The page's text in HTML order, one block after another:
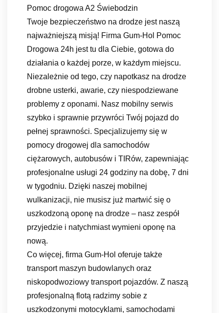
Pomoc drogowa A2 Świebodzin
Twoje bezpieczeństwo na drodze jest naszą
najważniejszą misją! Firma Gum-Hol Pomoc
Drogowa 24h jest tu dla Ciebie, gotowa do
działania o każdej porze, w każdym miejscu.
Niezależnie od tego, czy napotkasz na drodze
drobne usterki, awarie, czy niespodziewane
problemy z oponami. Nasz mobilny serwis
szybko i sprawnie przywróci Twój pojazd do
pełnej sprawności. Specjalizujemy się w
pomocy drogowej dla samochodów
ciężarowych, autobusów i TIRów, zapewniając
profesjonalne usługi 24 godziny na dobę, 7 dni
w tygodniu. Dzięki naszej mobilnej
wulkanizacji, nie musisz już martwić się o
uszkodzoną oponę na drodze – nasz zespół
przyjedzie i natychmiast wymieni oponę na
nową.
Co więcej, firma Gum-Hol oferuje także
transport maszyn budowlanych oraz
niskopodwoziowy transport pojazdów. Z naszą
profesjonalną flotą radzimy sobie z
uszkodzonymi motocyklami, samochodami